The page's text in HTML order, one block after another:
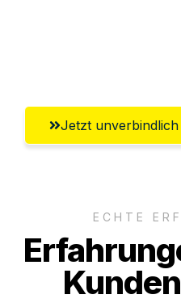
Jetzt
ECHTE